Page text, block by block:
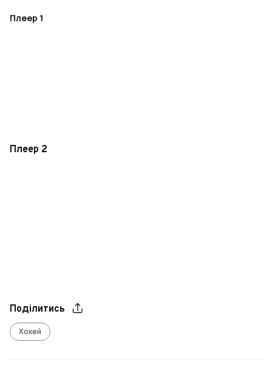
Плеер 1
Плеер 2
Поділитись
Хокей